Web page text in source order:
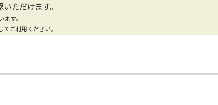
ただけます。
す。
ご利用ください。